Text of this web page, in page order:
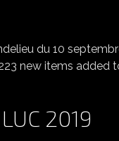
new items added
2019